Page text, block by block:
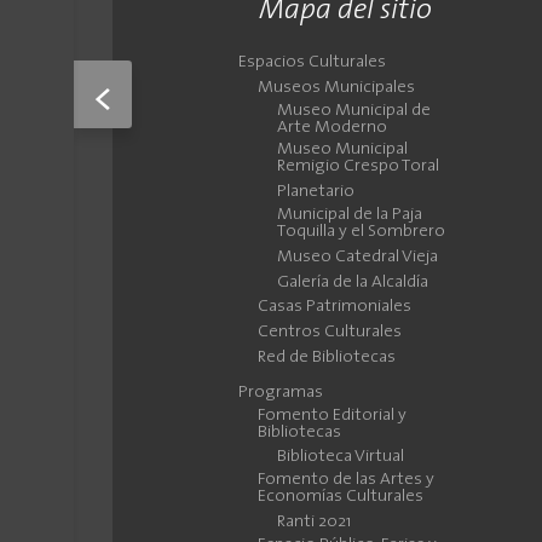
<
Mapa del sitio
Espacios Culturales
Museos Municipales
Museo Municipal de
Arte Moderno
Museo Municipal
Remigio Crespo Toral
Planetario
Municipal de la Paja
Toquilla y el Sombrero
Museo Catedral Vieja
Galería de la Alcaldía
Casas Patrimoniales
Centros Culturales
Red de Bibliotecas
Programas
Fomento Editorial y
Bibliotecas
Biblioteca Virtual
Fomento de las Artes y
Economías Culturales
Ranti 2021